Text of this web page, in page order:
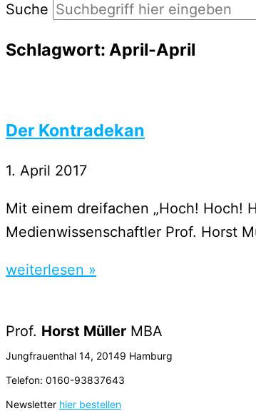
Suche
Schlagwort: April-April
Der Kontradekan
1. April 2017
Mit einem dreifachen „Hoch! Hoch!
Medienwissenschaftler Prof. Horst
weiterlesen »
Prof. Horst Müller MBA
Jungfrauenthal 14, 20149 Hamburg
Telefon: 0160-93837643
Newsletter hier bestellen